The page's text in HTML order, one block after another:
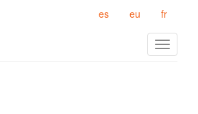
fr
eu
es
Toggle